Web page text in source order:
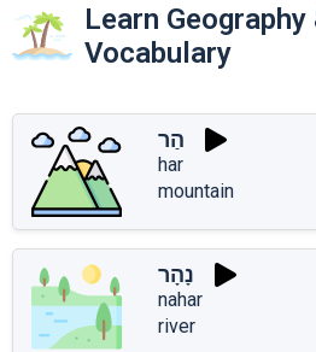
Learn
Vocabulary
הַר
har
mountain
נָהָר
nahar
river